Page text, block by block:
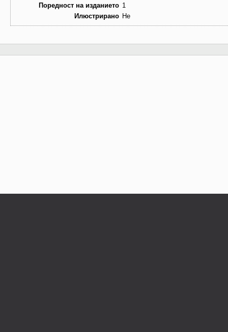
Поредност на изданието 1
Илюстрирано Не